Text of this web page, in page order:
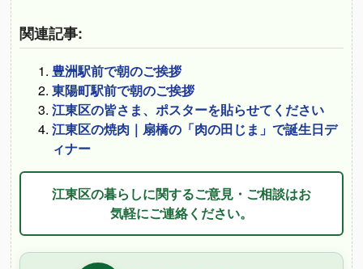
関連記事:
豊洲駅前で朝のご挨拶
東陽町駅前で朝のご挨拶
江東区の皆さま、ポスターを貼らせてください
江東区の焼肉｜扇橋の「肉の田じま」で誕生日デ
ィナー
江東区の暮らしに関するご意見・ご相談はお
気軽にご連絡ください。